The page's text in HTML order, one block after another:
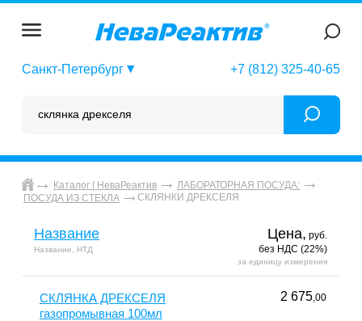
Санкт-Петербург +7 (812) 325-40-65
Каталог | НеваРеактив
ЛАБОРАТОРНАЯ ПОСУДА:
ПОСУДА ИЗ СТЕКЛА
СКЛЯНКИ ДРЕКСЕЛЯ
Название
Название, НТД
Цена, руб.
без НДС (22%)
за единицу измерения
СКЛЯНКА ДРЕКСЕЛЯ
газопромывная 100мл
2 675,00